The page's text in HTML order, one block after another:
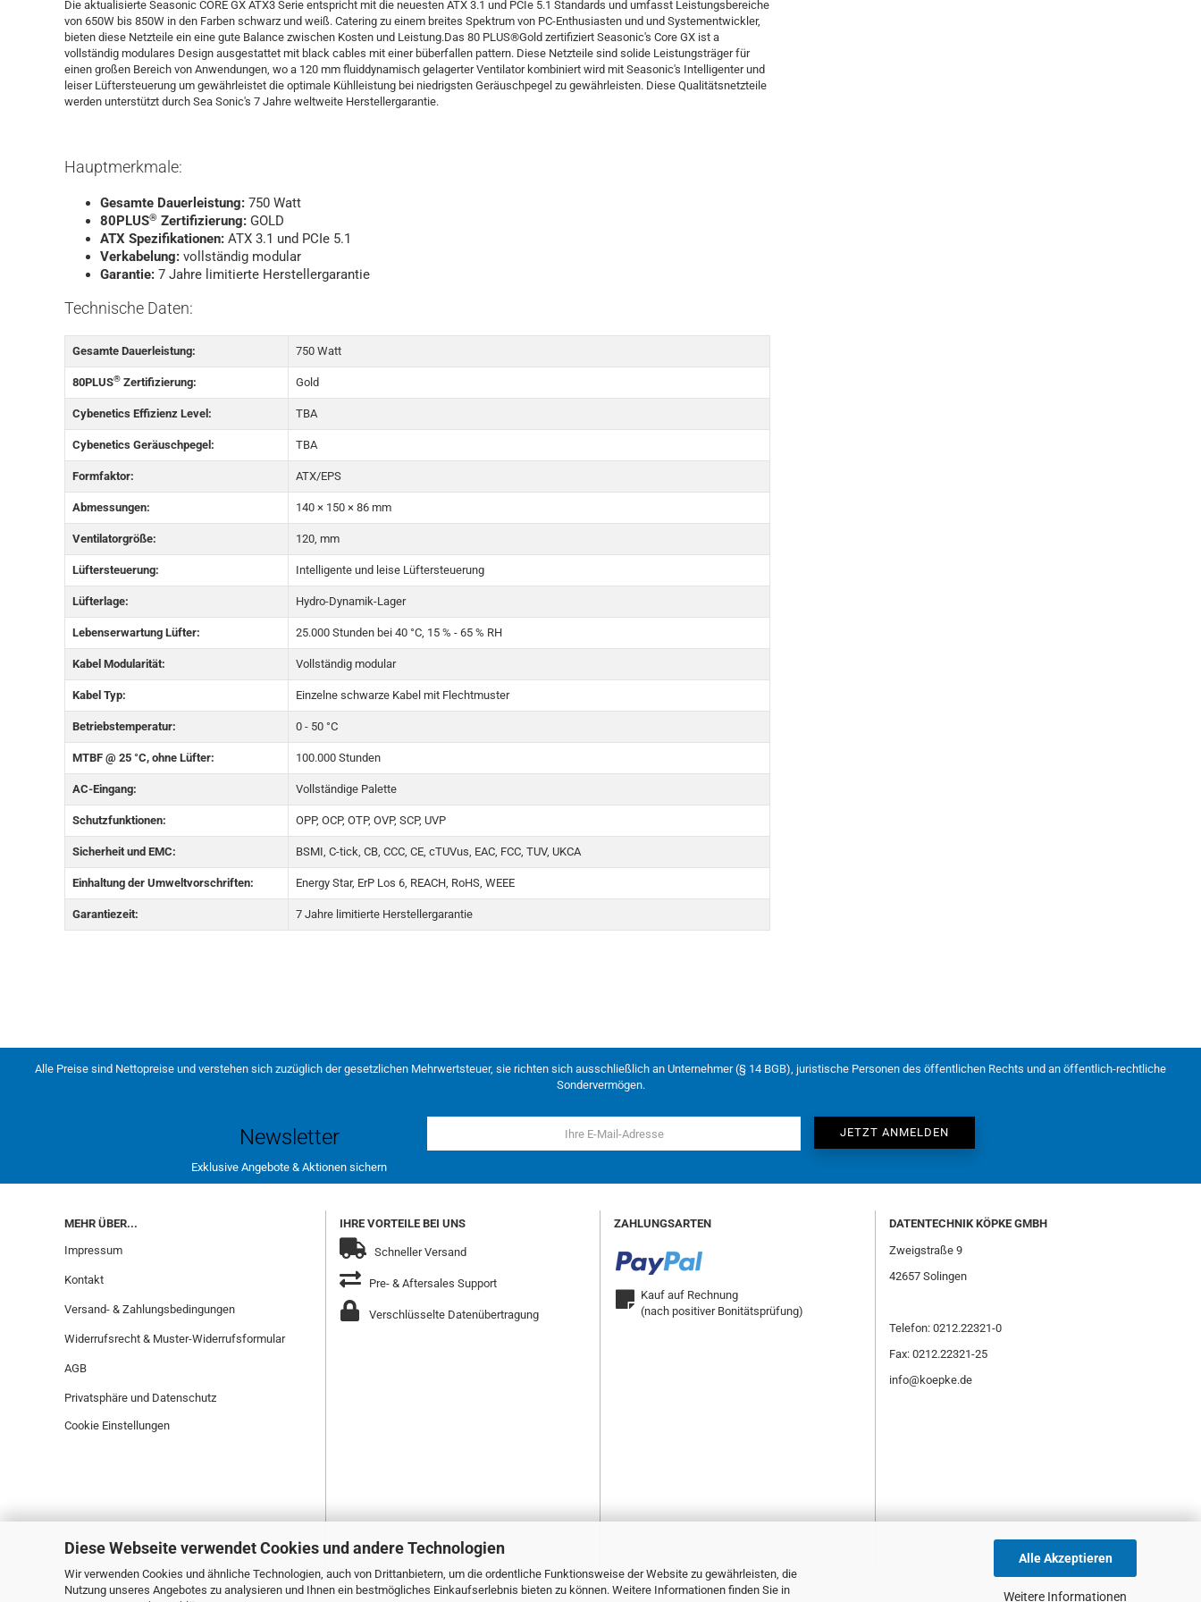
Diese Webseite verwendet Cookies und andere Technologien
Wir verwenden Cookies und ähnliche Technologien, auch von Drittanbietern, um die ordentliche Funktionsweise der Website zu gewährleisten, die
Nutzung unseres Angebotes zu analysieren und Ihnen ein bestmögliches Einkaufserlebnis bieten zu können. Weitere Informationen finden Sie in
Alle Akzeptieren
Weitere Informationen
Die aktualisierte Seasonic CORE GX ATX3 Serie entspricht mit die neuesten ATX 3.1 und PCIe 5.1 Standards und umfasst Leistungsbereiche
von 650W bis 850W in den Farben schwarz und weiß. Catering zu einem breites Spektrum von PC-Enthusiasten und und Systementwickler,
bieten diese Netzteile ein eine gute Balance zwischen Kosten und Leistung.Das 80 PLUS®Gold zertifiziert Seasonic's Core GX ist a
vollständig modulares Design ausgestattet mit black cables mit einer büberfallen pattern. Diese Netzteile sind solide Leistungsträger für
einen großen Bereich von Anwendungen, wo a 120 mm fluiddynamisch gelagerter Ventilator kombiniert wird mit Seasonic's Intelligenter und
leiser Lüftersteuerung um gewährleistet die optimale Kühlleistung bei niedrigsten Geräuschpegel zu gewährleisten. Diese Qualitätsnetzteile
werden unterstützt durch Sea Sonic's 7 Jahre weltweite Herstellergarantie.
Hauptmerkmale:
Gesamte Dauerleistung: 750 Watt
80PLUS® Zertifizierung: GOLD
ATX Spezifikationen: ATX 3.1 und PCIe 5.1
Verkabelung: vollständig modular
Garantie: 7 Jahre limitierte Herstellergarantie
Technische Daten:
Gesamte Dauerleistung: 750 Watt
80PLUS® Zertifizierung: Gold
Cybenetics Effizienz Level: TBA
Cybenetics Geräuschpegel: TBA
Formfaktor: ATX/EPS
Abmessungen: 140 × 150 × 86 mm
Ventilatorgröße: 120, mm
Lüftersteuerung: Intelligente und leise Lüftersteuerung
Lüfterlage: Hydro-Dynamik-Lager
Lebenserwartung Lüfter: 25.000 Stunden bei 40 °C, 15 % - 65 % RH
Kabel Modularität: Vollständig modular
Kabel Typ: Einzelne schwarze Kabel mit Flechtmuster
Betriebstemperatur: 0 - 50 °C
MTBF @ 25 °C, ohne Lüfter: 100.000 Stunden
AC-Eingang: Vollständige Palette
Schutzfunktionen: OPP, OCP, OTP, OVP, SCP, UVP
Sicherheit und EMC: BSMI, C-tick, CB, CCC, CE, cTUVus, EAC, FCC, TUV, UKCA
Einhaltung der Umweltvorschriften: Energy Star, ErP Los 6, REACH, RoHS, WEEE
Garantiezeit: 7 Jahre limitierte Herstellergarantie
Alle Preise sind Nettopreise und verstehen sich zuzüglich der gesetzlichen Mehrwertsteuer, sie richten sich ausschließlich an Unternehmer (§ 14 BGB), juristische Personen des öffentlichen Rechts und an öffentlich-rechtliche
Sondervermögen.
Newsletter
Exklusive Angebote & Aktionen sichern
MEHR ÜBER...
Impressum
Kontakt
Versand- & Zahlungsbedingungen
Widerrufsrecht & Muster-Widerrufsformular
AGB
Privatsphäre und Datenschutz
Cookie Einstellungen
IHRE VORTEILE BEI UNS
Schneller Versand
Pre- & Aftersales Support
Verschlüsselte Datenübertragung
ZAHLUNGSARTEN
Kauf auf Rechnung
(nach positiver Bonitätsprüfung)
DATENTECHNIK KÖPKE GMBH
Zweigstraße 9
42657 Solingen
Telefon: 0212.22321-0
Fax: 0212.22321-25
info@koepke.de